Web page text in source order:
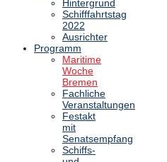
Hintergrund
Schifffahrtstag
2022
Ausrichter
Programm
Maritime
Woche
Bremen
Fachliche
Veranstaltungen
Festakt
mit
Senatsempfang
Schiffs-